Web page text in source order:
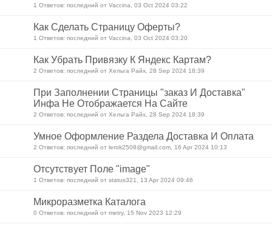
1 Ответов: последний от Vaccina, 03 Oct 2024 03:22
Как Сделать Страницу Оферты?
1 Ответов: последний от Vaccina, 03 Oct 2024 03:20
Как Убрать Привязку К Яндекс Картам?
2 Ответов: последний от Хельга Райх, 28 Sep 2024 18:39
При Заполнении Страницы "заказ И Доставка"
Инфа Не Отображается На Сайте
2 Ответов: последний от Хельга Райх, 28 Sep 2024 18:39
Умное Оформление Раздела Доставка И Оплата
2 Ответов: последний от lerok2508@gmail.com, 16 Apr 2024 10:13
Отсутствует Поле "image"
1 Ответов: последний от status321, 13 Apr 2024 09:46
Микроразметка Каталога
0 Ответов: последний от metry, 15 Nov 2023 12:29